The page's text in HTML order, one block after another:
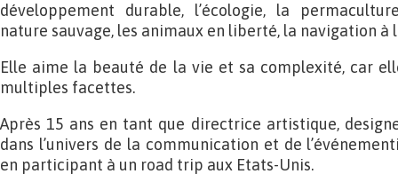
développement durable, l’écologie, la
nature sauvage, les animaux en liberté, la navigation à
Elle aime la beauté de la vie et sa complexité, car
multiples facettes.
Après 15 ans en tant que directrice artistique,
dans l’univers de la communication et de
en participant à un road trip aux Etats-Unis.